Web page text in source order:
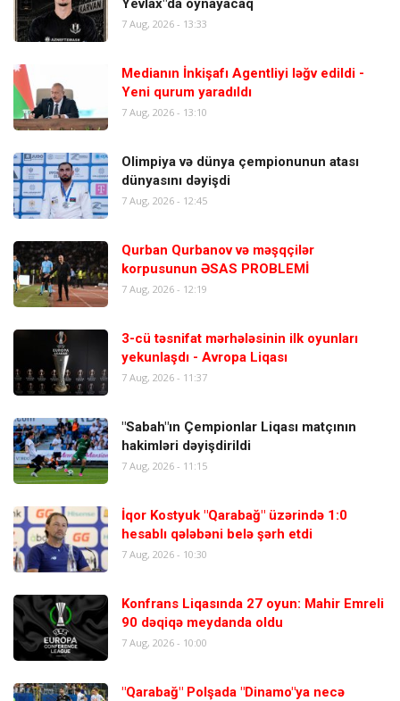
Yevlax"da oynayacaq
7 Aug, 2026 - 13:33
Medianın İnkişafı Agentliyi ləğv edildi -
Yeni qurum yaradıldı
7 Aug, 2026 - 13:10
Olimpiya və dünya çempionunun atası
dünyasını dəyişdi
7 Aug, 2026 - 12:45
Qurban Qurbanov və məşqçilər
korpusunun ƏSAS PROBLEMİ
7 Aug, 2026 - 12:19
3-cü təsnifat mərhələsinin ilk oyunları
yekunlaşdı - Avropa Liqası
7 Aug, 2026 - 11:37
"Sabah"ın Çempionlar Liqası matçının
hakimləri dəyişdirildi
7 Aug, 2026 - 11:15
İqor Kostyuk "Qarabağ" üzərində 1:0
hesablı qələbəni belə şərh etdi
7 Aug, 2026 - 10:30
Konfrans Liqasında 27 oyun: Mahir Emreli
90 dəqiqə meydanda oldu
7 Aug, 2026 - 10:00
"Qarabağ" Polşada "Dinamo"ya necə